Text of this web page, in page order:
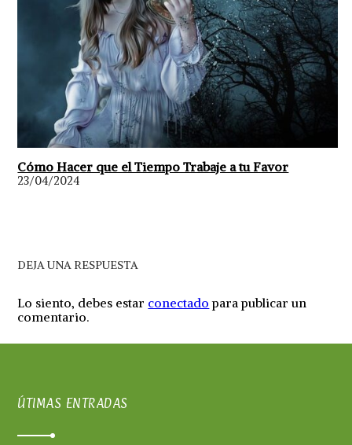
Cómo Hacer que el Tiempo Trabaje a tu Favor
23/04/2024
DEJA UNA RESPUESTA
Lo siento, debes estar conectado para publicar un
comentario.
ÚTIMAS ENTRADAS